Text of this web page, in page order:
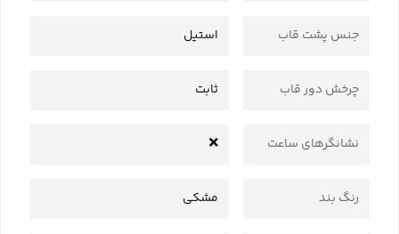
جنس پشت قاب استیل
چرخش دور قاب ثابت
نشانگرهای ساعت
رنگ بند مشکی